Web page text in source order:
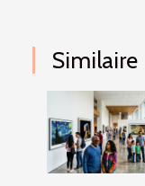
Similaire